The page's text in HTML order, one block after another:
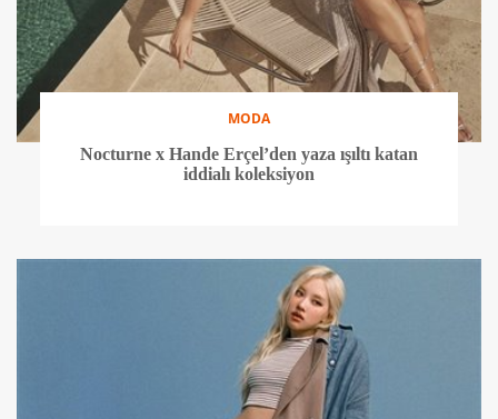
MODA
Nocturne x Hande Erçel’den yaza ışıltı katan
iddialı koleksiyon